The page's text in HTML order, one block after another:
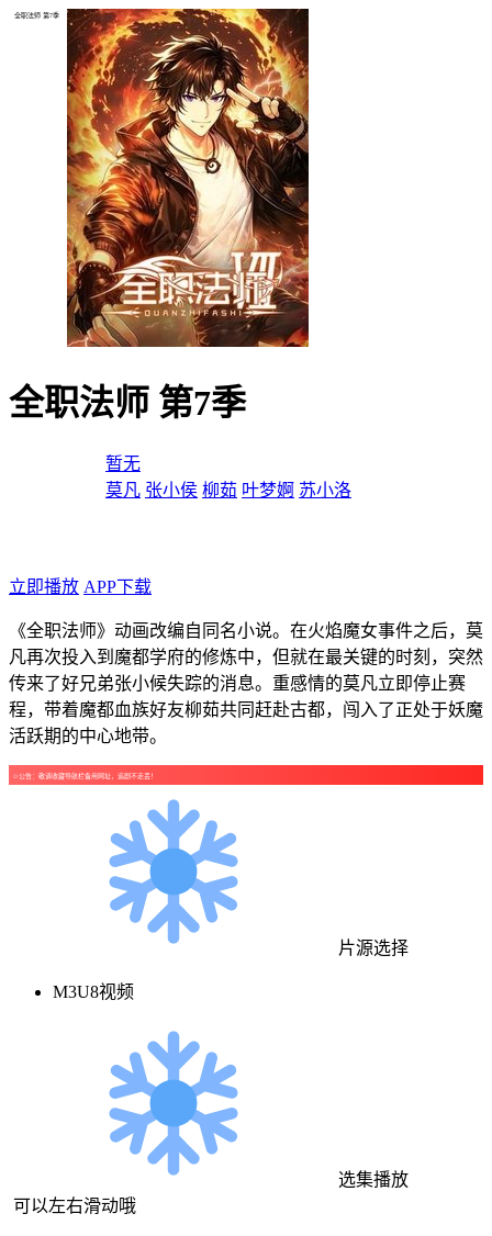
全职法师 第7季
全职法师 第7季
暂无
莫凡 张小侯 柳茹 叶梦婀 苏小洛
立即播放 APP下载
《全职法师》动画改编自同名小说。在火焰魔女事件之后，莫
凡再次投入到魔都学府的修炼中，但就在最关键的时刻，突然
传来了好兄弟张小候失踪的消息。重感情的莫凡立即停止赛
程，带着魔都血族好友柳茹共同赶赴古都，闯入了正处于妖魔
活跃期的中心地带。
☺公告：敬请收藏导航栏备用网址，追剧不走丢！
片源选择
M3U8视频
选集播放
可以左右滑动哦